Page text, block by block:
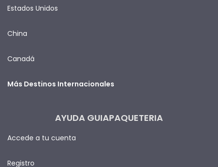
Estados Unidos
China
Canadá
Más Destinos Internacionales
AYUDA GUIAPAQUETERIA
Accede a tu cuenta
Registro